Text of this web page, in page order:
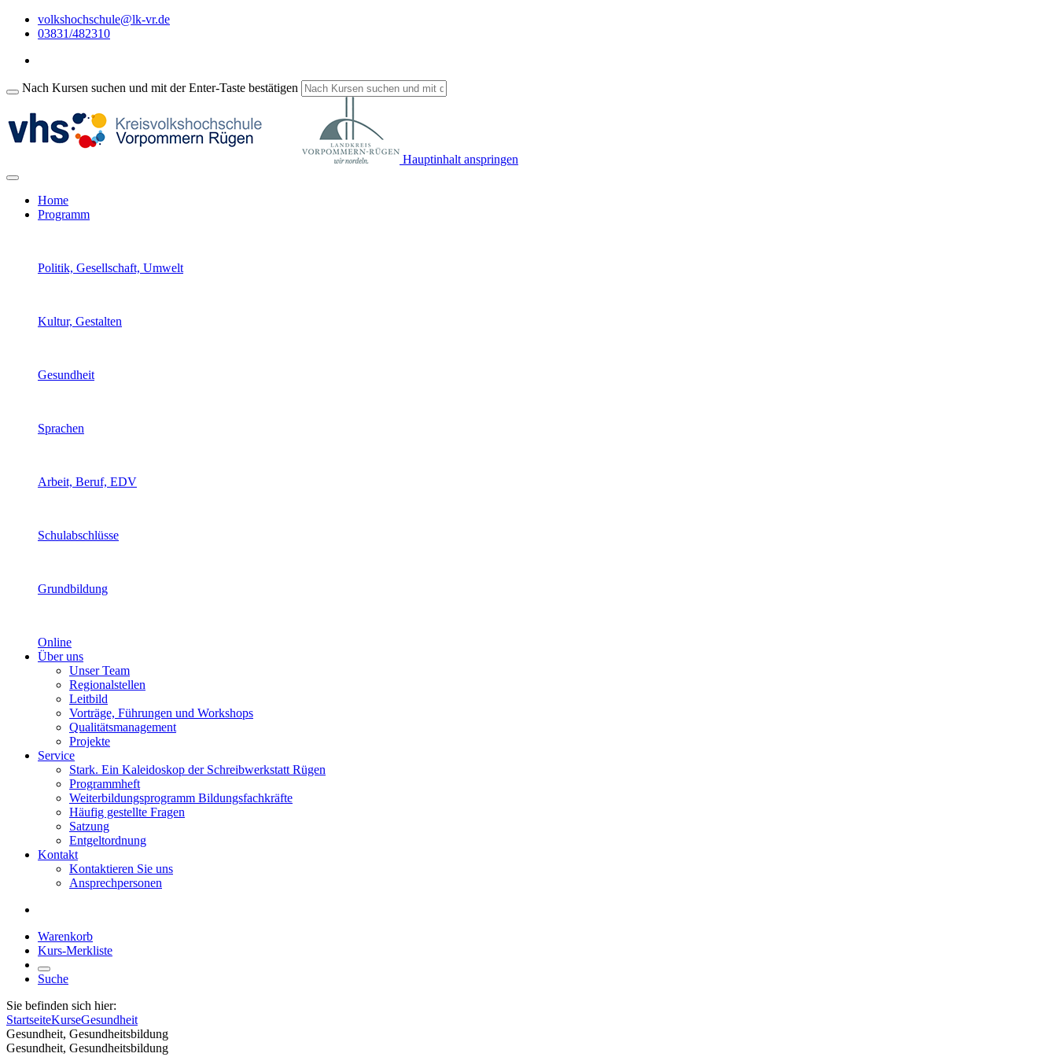
volkshochschule@lk-vr.de
03831/482310
Nach Kursen suchen und mit der Enter-Taste bestätigen
Hauptinhalt anspringen
Home
Programm
Politik, Gesellschaft, Umwelt
Kultur, Gestalten
Gesundheit
Sprachen
Arbeit, Beruf, EDV
Schulabschlüsse
Grundbildung
Online
Über uns
Unser Team
Regionalstellen
Leitbild
Vorträge, Führungen und Workshops
Qualitätsmanagement
Projekte
Service
Stark. Ein Kaleidoskop der Schreibwerkstatt Rügen
Programmheft
Weiterbildungsprogramm Bildungsfachkräfte
Häufig gestellte Fragen
Satzung
Entgeltordnung
Kontakt
Kontaktieren Sie uns
Ansprechpersonen
Warenkorb
Kurs-Merkliste
Suche
Sie befinden sich hier:
StartseiteKurseGesundheit
Gesundheit, Gesundheitsbildung
Gesundheit, Gesundheitsbildung